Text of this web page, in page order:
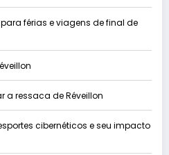
férias e viagens de final de
a ressaca de Réveillon
cibernéticos e seu impacto